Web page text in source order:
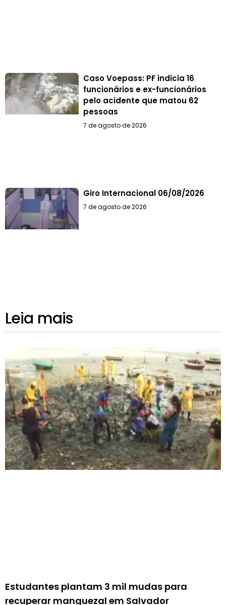
Caso Voepass: PF indicia 16
funcionários e ex-funcionários
pelo acidente que matou 62
pessoas
7 de agosto de 2026
Giro Internacional 06/08/2026
7 de agosto de 2026
Leia mais
Estudantes plantam 3 mil mudas para
recuperar manguezal em Salvador